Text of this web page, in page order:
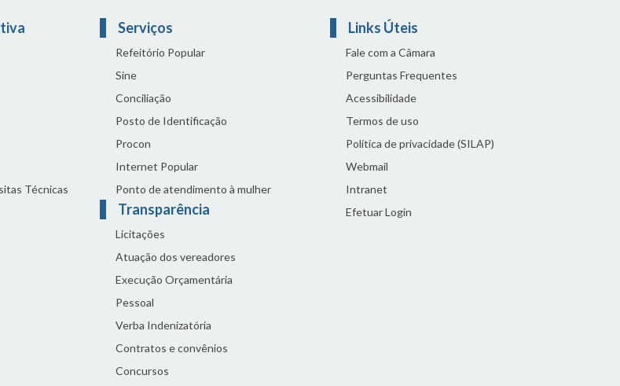
Técnicas
Serviços
Refeitório Popular
Sine
Conciliação
Posto de Identificação
Procon
Internet Popular
Ponto de atendimento à mulher
Transparência
Licitações
Atuação dos vereadores
Execução Orçamentária
Pessoal
Verba Indenizatória
Contratos e convênios
Concursos
Links Úteis
Fale com a Câmara
Perguntas Frequentes
Acessibilidade
Termos de uso
Política de privacidade (SILAP)
Webmail
Intranet
Efetuar Login